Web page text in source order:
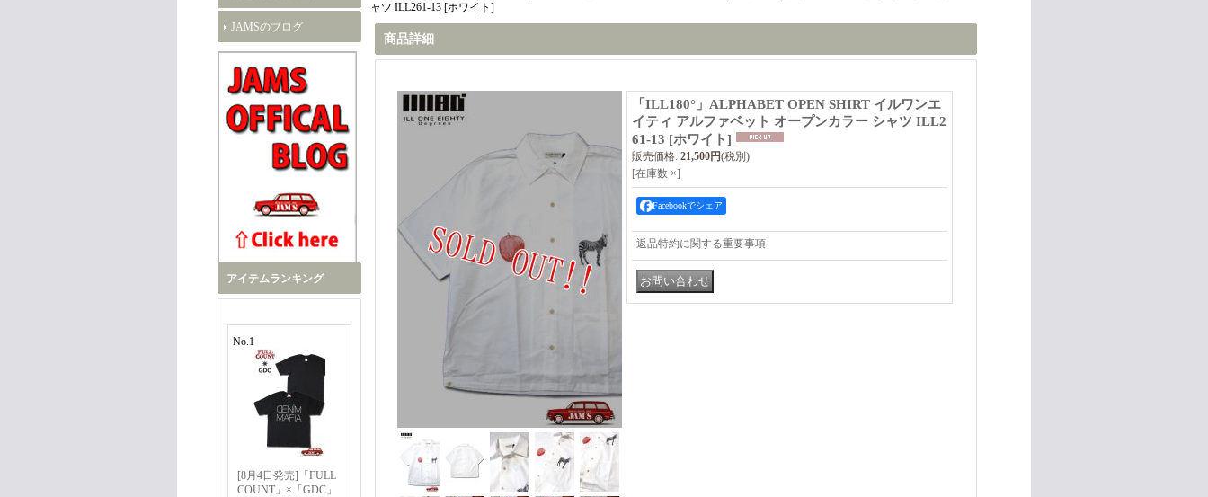
JAMSのブログ
アイテムランキング
No.1
[8月4日発売]「FULL
COUNT」×「GDC」
ャツ ILL261-13 [ホワイト]
商品詳細
「ILL180°」ALPHABET OPEN SHIRT イルワンエ
イティ アルファベット オープンカラー シャツ ILL2
61-13 [ホワイト]
販売価格: 21,500円(税別)
[在庫数 ×]
Facebookでシェア
返品特約に関する重要事項